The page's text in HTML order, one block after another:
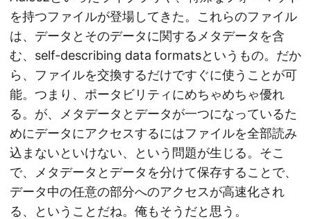
を持つファイルが登場してきた。これらのファイル
は、データとそのデータに関するメタデータを含
む、self-describing data formatsというもの。だか
ら、ファイルを交換するだけですぐに使うことが可
能。つまり、ポータビリティにめちゃめちゃ優れ
る。が、メタデータとデータが一つになっているた
めにデータにアクセスするにはファイルを全部読み
込まないといけない、という問題が生じる。そこ
で、メタデータとデータを分けて保存することで、
データ中の任意の部分へのアクセスが高速化され
る、ということだね。俺もそうだと思う。